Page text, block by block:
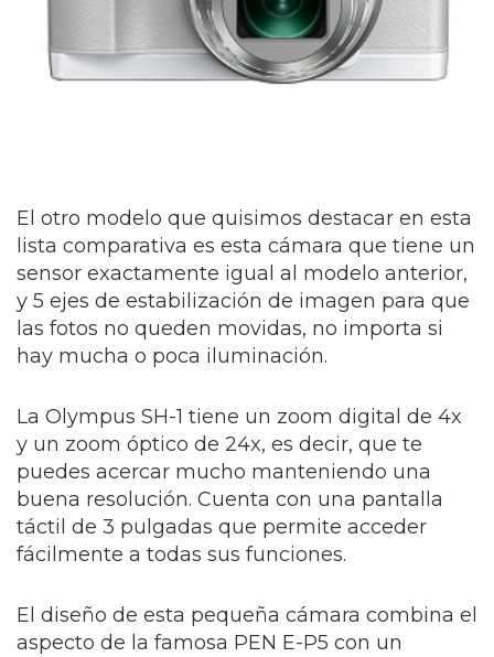
El otro modelo que quisimos destacar en esta
lista comparativa es esta cámara que tiene un
sensor exactamente igual al modelo anterior,
y 5 ejes de estabilización de imagen para que
las fotos no queden movidas, no importa si
hay mucha o poca iluminación.
La Olympus SH-1 tiene un zoom digital de 4x
y un zoom óptico de 24x, es decir, que te
puedes acercar mucho manteniendo una
buena resolución. Cuenta con una pantalla
táctil de 3 pulgadas que permite acceder
fácilmente a todas sus funciones.
El diseño de esta pequeña cámara combina el
aspecto de la famosa PEN E-P5 con un